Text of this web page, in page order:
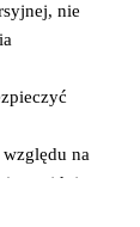
nie
na
znajduje